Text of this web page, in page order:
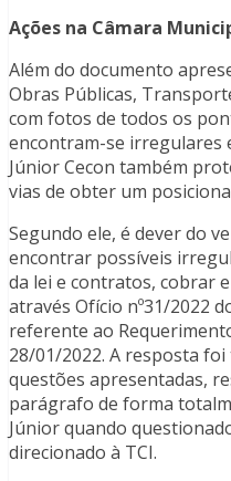
Ações na Câmara
Além do documento
Obras Públicas,
com fotos de todos os
encontram-se irregulares
Júnior Cecon também
vias de obter um
Segundo ele, é dever do
encontrar possíveis
da lei e contratos, cobrar
através Ofício nº31/2022
referente ao
28/01/2022. A resposta
questões apresentadas,
parágrafo de forma
Júnior quando
direcionado à TCI.